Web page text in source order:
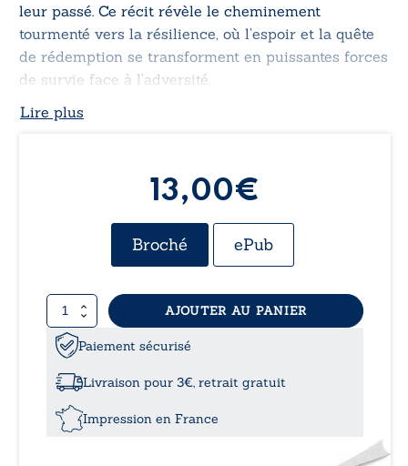
leur passé. Ce récit révèle le cheminement
tourmenté vers la résilience, où l’espoir et la quête
de rédemption se transforment en puissantes forces
de survie face à l’adversité.
Lire plus
13,00€
Broché ePub
quantité
de
Les
enfants
abîmés
AJOUTER AU PANIER
Paiement sécurisé
Livraison pour 3€, retrait gratuit
Impression en France